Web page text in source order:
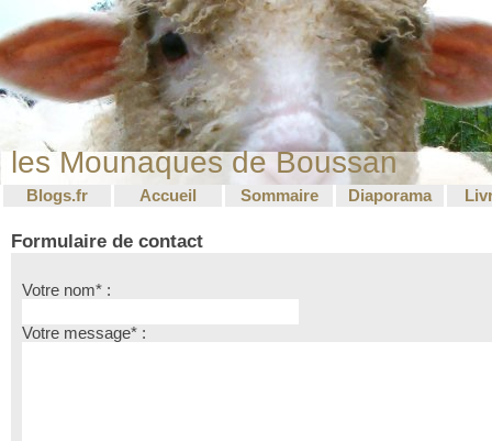
les Mounaques de Boussan
Blogs.fr Accueil Sommaire Diaporama
Formulaire de contact
Votre nom* :
Votre message* :